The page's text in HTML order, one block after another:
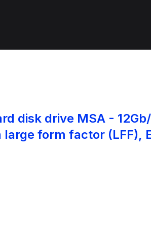
disk drive MSA -
large form factor (LFF),